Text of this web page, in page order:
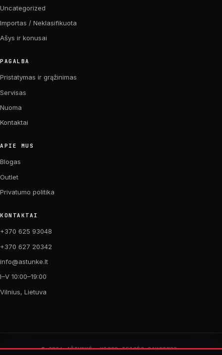
Uncategorized
Importas / Neklasifikuota
Ašys ir konusai
PAGALBA
Pristatymas ir grąžinimas
Servisas
Nuoma
Kontaktai
APIE MUS
Blogas
Outlet
Privatumo politika
KONTAKTAI
+370 625 93048
+370 627 20342
info@astunke.lt
I–V 10:00–19:00
Vilnius, Lietuva
© 2026 AŠTUNKĖ. VISOS TEISĖS SAUGOMOS.